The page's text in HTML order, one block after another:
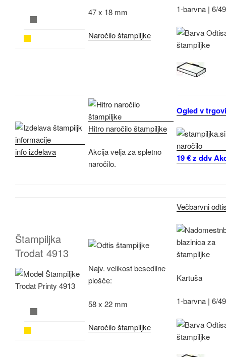
47 x 18 mm
Naročilo štampiljke
1-barvna | 6/
info izdelava
Hitro naročilo štampiljke
Akcija velja za spletno
naročilo.
Ogled v
19 € z ddv
Štampiljka
Trodat 4913
Najv. velikost besedilne
plošče:
58 x 22 mm
Naročilo štampiljke
Večbarvni
Kartuša
1-barvna | 6/